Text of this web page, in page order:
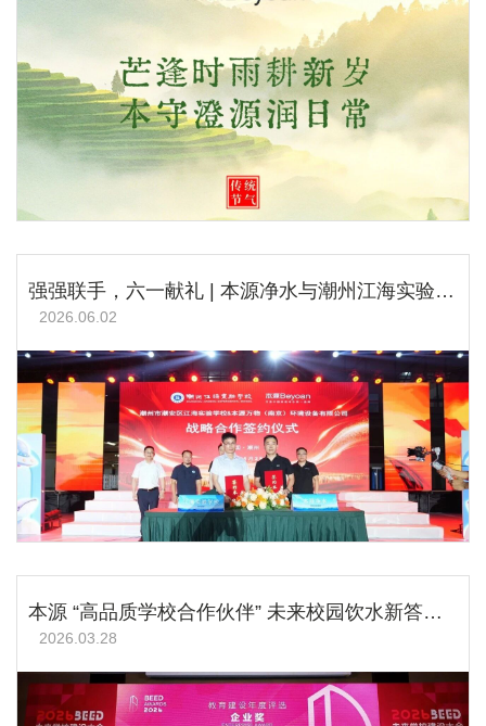
强强联手，六一献礼 | 本源净水与潮州江海实验学校达成战略合作
2026.06.02
本源 “高品质学校合作伙伴” 未来校园饮水新答卷！
2026.03.28